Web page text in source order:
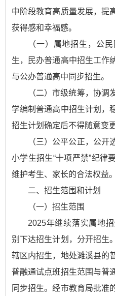
中阶段教育高质量发展，提
获得感和幸福感。
（一）属地招生，公
生，民办普通高中招生工作
与公办普通高中同步招生。
（二）市级统筹，协
学编制普通高中招生计划，
招生计划确定后不得随意变更
（三）公平公正，公开
小学生招生“十项严禁”纪律
维护考生、家长的合法权益。
二、招生范围和计划
（一）招生范围
2025年继续落实属地
别下达招生计划，分开招生
辖区内招生，地处濉溪县的
普融通试点班招生范围与普
同步招生。经市教育局批准